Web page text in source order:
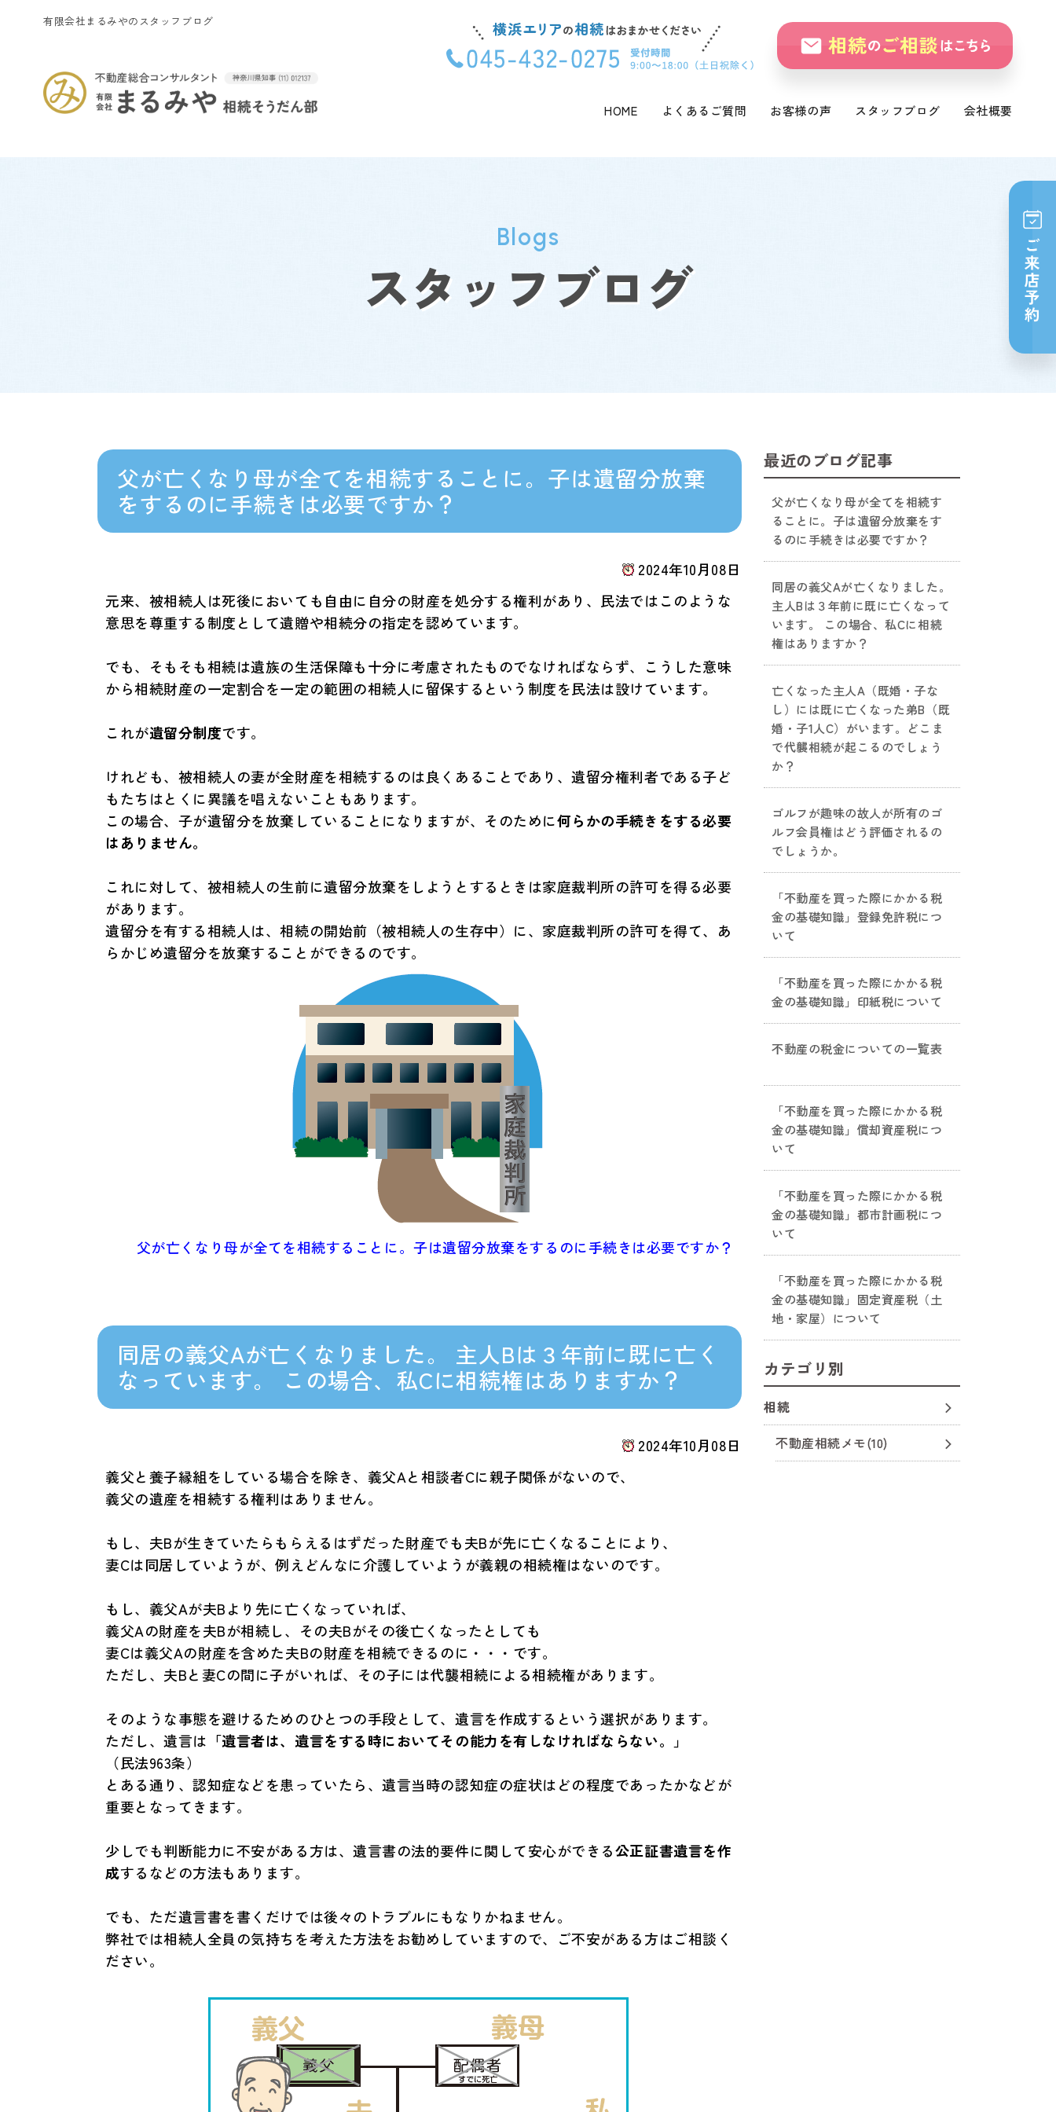
有限会社まるみやのスタッフブログ
HOME よくあるご質問 お客様の声 スタッフブログ 会社概要
Blogs
スタッフブログ
父が亡くなり母が全てを相続することに。子は遺留分放棄
をするのに手続きは必要ですか？
2024年10月08日
元来、被相続人は死後においても自由に自分の財産を処分する権利があり、民法ではこのような
意思を尊重する制度として遺贈や相続分の指定を認めています。
でも、そもそも相続は遺族の生活保障も十分に考慮されたものでなければならず、こうした意味
から相続財産の一定割合を一定の範囲の相続人に留保するという制度を民法は設けています。
これが遺留分制度です。
けれども、被相続人の妻が全財産を相続するのは良くあることであり、遺留分権利者である子ど
もたちはとくに異議を唱えないこともあります。
この場合、子が遺留分を放棄していることになりますが、そのために何らかの手続きをする必要
はありません。
これに対して、被相続人の生前に遺留分放棄をしようとするときは家庭裁判所の許可を得る必要
があります。
遺留分を有する相続人は、相続の開始前（被相続人の生存中）に、家庭裁判所の許可を得て、あ
らかじめ遺留分を放棄することができるのです。
父が亡くなり母が全てを相続することに。子は遺留分放棄をするのに手続きは必要ですか？
同居の義父Aが亡くなりました。 主人Bは３年前に既に亡く
なっています。 この場合、私Cに相続権はありますか？
2024年10月08日
義父と養子縁組をしている場合を除き、義父Aと相談者Cに親子関係がないので、
義父の遺産を相続する権利はありません。
もし、夫Bが生きていたらもらえるはずだった財産でも夫Bが先に亡くなることにより、
妻Cは同居していようが、例えどんなに介護していようが義親の相続権はないのです。
もし、義父Aが夫Bより先に亡くなっていれば、
義父Aの財産を夫Bが相続し、その夫Bがその後亡くなったとしても
妻Cは義父Aの財産を含めた夫Bの財産を相続できるのに・・・です。
ただし、夫Bと妻Cの間に子がいれば、その子には代襲相続による相続権があります。
そのような事態を避けるためのひとつの手段として、遺言を作成するという選択があります。
ただし、遺言は 「遺言者は、遺言をする時においてその能力を有しなければならない。」
（民法963条）
とある通り、認知症などを患っていたら、遺言当時の認知症の症状はどの程度であったかなどが
重要となってきます。
少しでも判断能力に不安がある方は、遺言書の法的要件に関して安心ができる公正証書遺言を作
成するなどの方法もあります。
でも、ただ遺言書を書くだけでは後々のトラブルにもなりかねません。
弊社では相続人全員の気持ちを考えた方法をお勧めしていますので、ご不安がある方はご相談く
ださい。
最近のブログ記事
父が亡くなり母が全てを相続す
ることに。子は遺留分放棄をす
るのに手続きは必要ですか？
同居の義父Aが亡くなりました。
主人Bは３年前に既に亡くなって
います。 この場合、私Cに相続
権はありますか？
亡くなった主人A（既婚・子な
し）には既に亡くなった弟B（既
婚・子1人C）がいます。どこま
で代襲相続が起こるのでしょう
か？
ゴルフが趣味の故人が所有のゴ
ルフ会員権はどう評価されるの
でしょうか。
「不動産を買った際にかかる税
金の基礎知識」登録免許税につ
いて
「不動産を買った際にかかる税
金の基礎知識」印紙税について
不動産の税金についての一覧表
「不動産を買った際にかかる税
金の基礎知識」償却資産税につ
いて
「不動産を買った際にかかる税
金の基礎知識」都市計画税につ
いて
「不動産を買った際にかかる税
金の基礎知識」固定資産税（土
地・家屋）について
カテゴリ別
相続
不動産相続メモ(10)